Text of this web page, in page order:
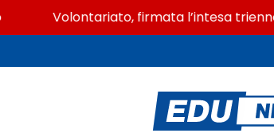
Volontariato, firmata l’intesa triennale tra